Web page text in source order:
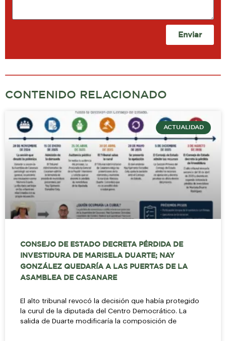
Enviar
CONTENIDO RELACIONADO
ACTUALIDAD
CONSEJO DE ESTADO DECRETA PÉRDIDA DE
INVESTIDURA DE MARISELA DUARTE; NAY
GONZÁLEZ QUEDARÍA A LAS PUERTAS DE LA
ASAMBLEA DE CASANARE
El alto tribunal revocó la decisión que había protegido
la curul de la diputada del Centro Democrático. La
salida de Duarte modificaría la composición de